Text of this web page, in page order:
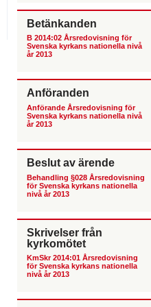
Betänkanden
B 2014:02 Årsredovisning för
Svenska kyrkans nationella nivå
år 2013
Anföranden
Anförande Årsredovisning för
Svenska kyrkans nationella nivå
år 2013
Beslut av ärende
Behandling §028 Årsredovisning
för Svenska kyrkans nationella
nivå år 2013
Skrivelser från
kyrkomötet
KmSkr 2014:01 Årsredovisning
för Svenska kyrkans nationella
nivå år 2013